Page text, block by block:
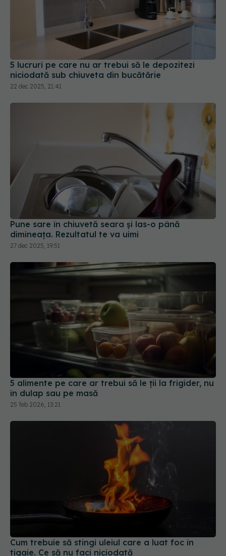
5 lucruri pe care nu ar trebui să le depozitezi
niciodată sub chiuveta din bucătărie
22 dec 2025, 21:41
Pune sare în chiuvetă seara și las-o până
dimineața. Rezultatul te va uimi
27 dec 2025, 19:51
5 alimente pe care ar trebui să le ții la frigider, nu
în dulap sau pe masă
25 feb 2026, 13:21
Cum trebuie să stingi uleiul care a luat foc în
tigaie. Ce să nu faci niciodată
14 noi 2025, 10:47